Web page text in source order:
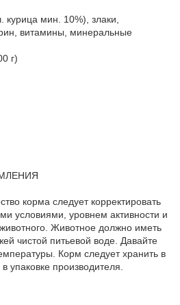
курица мин. 10%), злаки,
витамины, минеральные
г)
корма следует корректировать
условиями, уровнем активности и
Животное должно иметь
чистой питьевой воде. Давайте
Корм следует хранить в
упаковке производителя.